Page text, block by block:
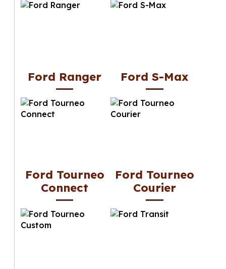
Ford Ranger Ford S-Max
Ford Tourneo
Connect
Ford Tourneo
Courier